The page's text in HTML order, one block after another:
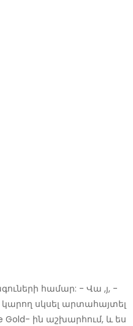
համար: - Վա ,յ, -
սկսել արտահայտել
Gold- ին աշխարհում, և ես